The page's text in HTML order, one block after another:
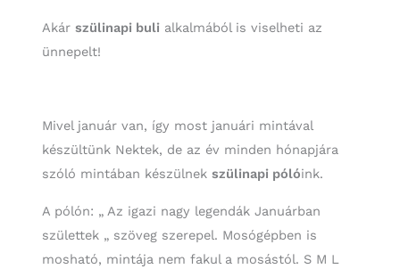
Akár szülinapi bulialkalmából is viselheti az
ünnepelt!
Mivel január van, így most januári mintával
készültünk Nektek, de az év minden hónapjára
szóló mintában készülnek szülinapi pólóink.
A pólón: „ Az igazi nagy legendák Januárban
születtek „ szöveg szerepel. Mosógépben is
mosható, mintája nem fakul a mosástól. S M L